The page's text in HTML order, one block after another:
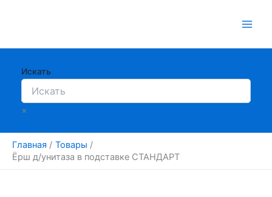
Искать
×
Главная
Товары
Ёрш д/унитаза в подставке СТАНДАРТ